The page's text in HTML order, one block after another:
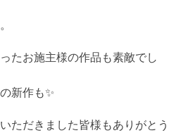
たお施主様の作品も素敵でし
新作も✨
ただきました皆様もありがとう